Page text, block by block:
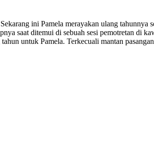
ini Pamela merayakan ulang tahunnya
saat ditemui di sebuah sesi pemotretan di
untuk Pamela. Terkecuali mantan